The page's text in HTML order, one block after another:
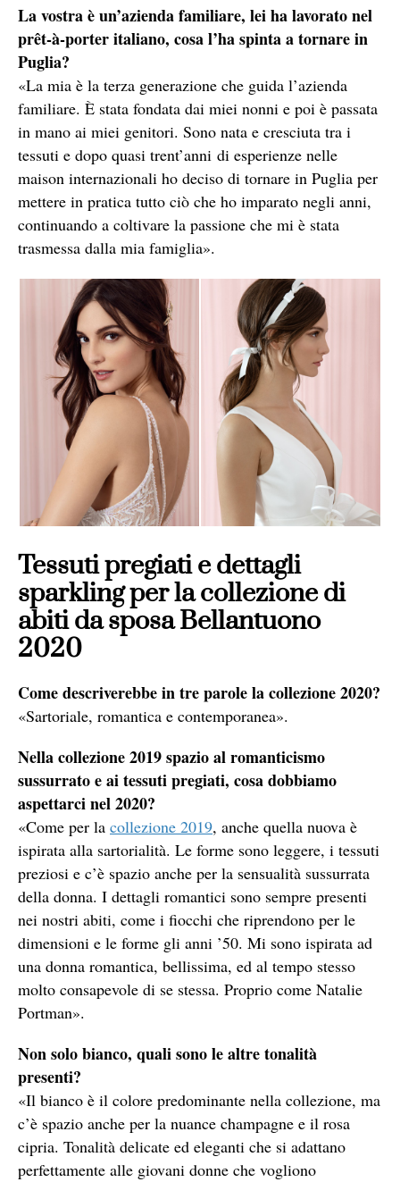
La vostra è un’azienda familiare, lei ha lavorato nel
prêt-à-porter italiano, cosa l’ha spinta a tornare in
Puglia?
«La mia è la terza generazione che guida l’azienda
familiare. È stata fondata dai miei nonni e poi è passata
in mano ai miei genitori. Sono nata e cresciuta tra i
tessuti e dopo quasi trent’anni di esperienze nelle
maison internazionali ho deciso di tornare in Puglia per
mettere in pratica tutto ciò che ho imparato negli anni,
continuando a coltivare la passione che mi è stata
trasmessa dalla mia famiglia».
Tessuti pregiati e dettagli
sparkling per la collezione di
abiti da sposa Bellantuono
2020
Come descriverebbe in tre parole la collezione 2020?
«Sartoriale, romantica e contemporanea».
Nella collezione 2019 spazio al romanticismo
sussurrato e ai tessuti pregiati, cosa dobbiamo
aspettarci nel 2020?
«Come per la collezione 2019, anche quella nuova è
ispirata alla sartorialità. Le forme sono leggere, i tessuti
preziosi e c’è spazio anche per la sensualità sussurrata
della donna. I dettagli romantici sono sempre presenti
nei nostri abiti, come i fiocchi che riprendono per le
dimensioni e le forme gli anni ’50. Mi sono ispirata ad
una donna romantica, bellissima, ed al tempo stesso
molto consapevole di se stessa. Proprio come Natalie
Portman».
Non solo bianco, quali sono le altre tonalità
presenti?
«Il bianco è il colore predominante nella collezione, ma
c’è spazio anche per la nuance champagne e il rosa
cipria. Tonalità delicate ed eleganti che si adattano
perfettamente alle giovani donne che vogliono